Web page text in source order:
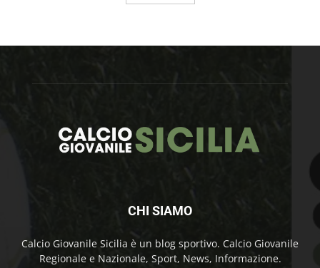
CHI SIAMO
Calcio Giovanile Sicilia è un blog sportivo. Calcio Giovanile
Regionale e Nazionale, Sport, News, Informazione.